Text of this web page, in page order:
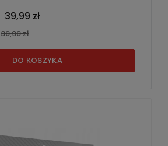
39,99 zł
39,99 zł
DO KOSZYKA